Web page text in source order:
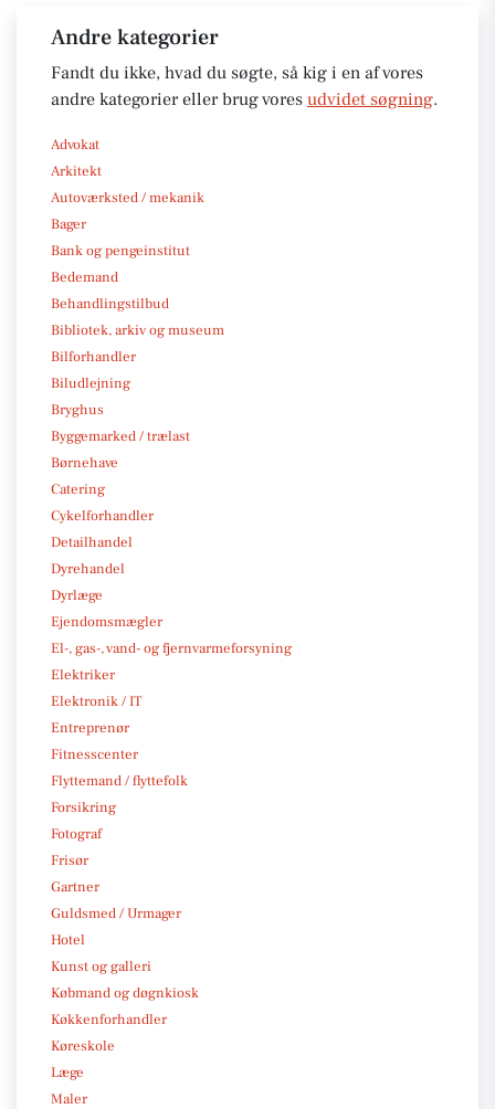
Andre kategorier
Fandt du ikke, hvad du søgte, så kig i en af vores
andre kategorier eller brug vores udvidet søgning.
Advokat
Arkitekt
Autoværksted / mekanik
Bager
Bank og pengeinstitut
Bedemand
Behandlingstilbud
Bibliotek, arkiv og museum
Bilforhandler
Biludlejning
Bryghus
Byggemarked / trælast
Børnehave
Catering
Cykelforhandler
Detailhandel
Dyrehandel
Dyrlæge
Ejendomsmægler
El-, gas-, vand- og fjernvarmeforsyning
Elektriker
Elektronik / IT
Entreprenør
Fitnesscenter
Flyttemand / flyttefolk
Forsikring
Fotograf
Frisør
Gartner
Guldsmed / Urmager
Hotel
Kunst og galleri
Købmand og døgnkiosk
Køkkenforhandler
Køreskole
Læge
Maler